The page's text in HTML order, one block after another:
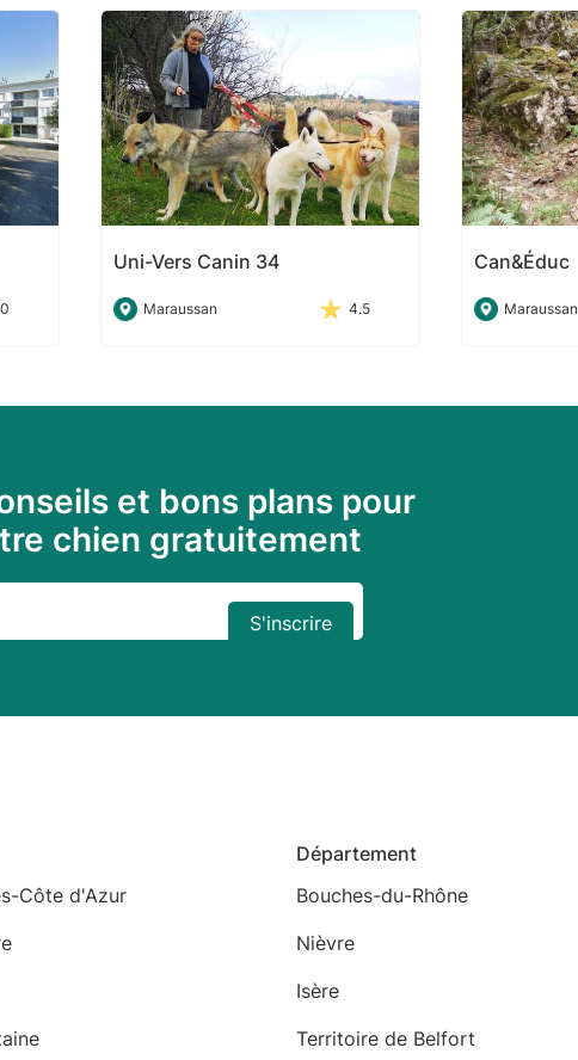
Uni-Vers Canin 34
Maraussan 4.5
Can&Éduc
Maraussan
et bons plans pour
chien gratuitement
Côte d'Azur
Département
Bouches-du-Rhône
Nièvre
Isère
Territoire de Belfort